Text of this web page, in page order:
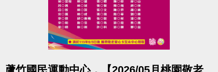
6/17(三) → 20:40-21:40
◆體驗課曲目 :
#IVE－BANG BANG
#ITZY－THAT'S A NO NO